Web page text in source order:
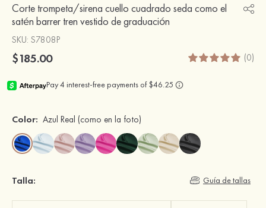
Corte trompeta/sirena cuello cuadrado seda como el
satén barrer tren vestido de graduación
SKU: S7808P
$185.00 (0)
Color: Azul Real (como en la foto)
Talla: Guía de tallas